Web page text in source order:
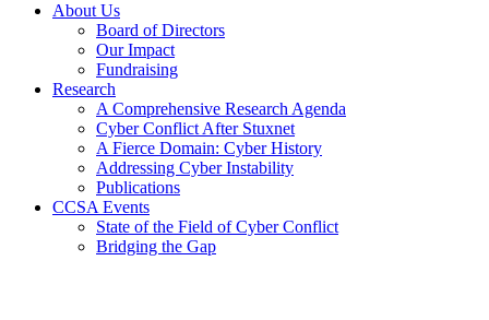
About Us
Board of Directors
Our Impact
Fundraising
Research
A Comprehensive Research Agenda
Cyber Conflict After Stuxnet
A Fierce Domain: Cyber History
Addressing Cyber Instability
Publications
CCSA Events
State of the Field of Cyber Conflict
Bridging the Gap